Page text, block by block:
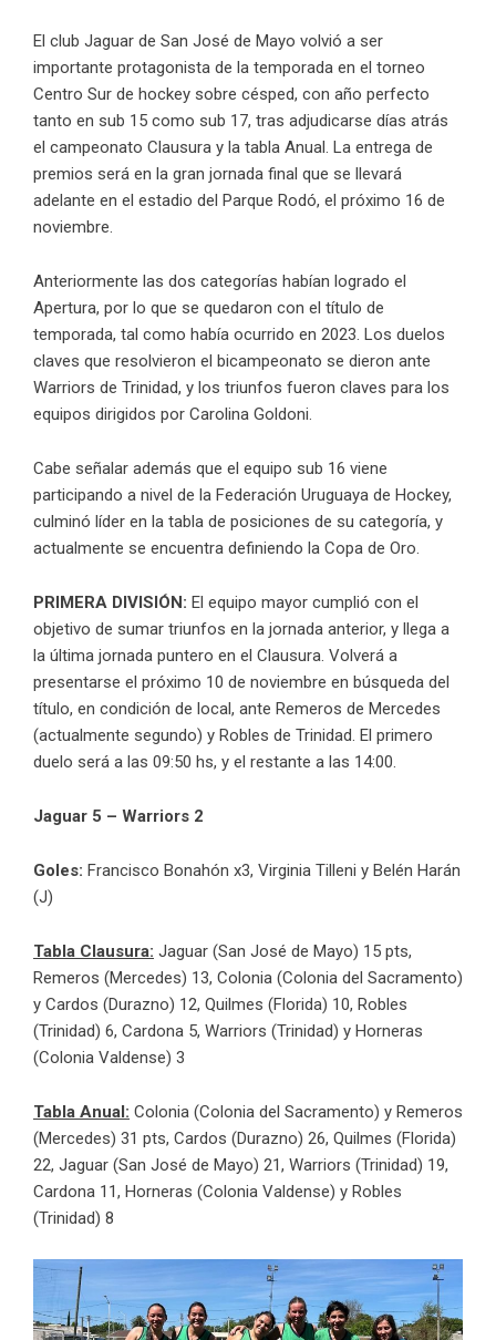
El club Jaguar de San José de Mayo volvió a ser
importante protagonista de la temporada en el torneo
Centro Sur de hockey sobre césped, con año perfecto
tanto en sub 15 como sub 17, tras adjudicarse días atrás
el campeonato Clausura y la tabla Anual. La entrega de
premios será en la gran jornada final que se llevará
adelante en el estadio del Parque Rodó, el próximo 16 de
noviembre.
Anteriormente las dos categorías habían logrado el
Apertura, por lo que se quedaron con el título de
temporada, tal como había ocurrido en 2023. Los duelos
claves que resolvieron el bicampeonato se dieron ante
Warriors de Trinidad, y los triunfos fueron claves para los
equipos dirigidos por Carolina Goldoni.
Cabe señalar además que el equipo sub 16 viene
participando a nivel de la Federación Uruguaya de Hockey,
culminó líder en la tabla de posiciones de su categoría, y
actualmente se encuentra definiendo la Copa de Oro.
PRIMERA DIVISIÓN: El equipo mayor cumplió con el
objetivo de sumar triunfos en la jornada anterior, y llega a
la última jornada puntero en el Clausura. Volverá a
presentarse el próximo 10 de noviembre en búsqueda del
título, en condición de local, ante Remeros de Mercedes
(actualmente segundo) y Robles de Trinidad. El primero
duelo será a las 09:50 hs, y el restante a las 14:00.
Jaguar 5 – Warriors 2
Goles: Francisco Bonahón x3, Virginia Tilleni y Belén Harán
(J)
Tabla Clausura: Jaguar (San José de Mayo) 15 pts,
Remeros (Mercedes) 13, Colonia (Colonia del Sacramento)
y Cardos (Durazno) 12, Quilmes (Florida) 10, Robles
(Trinidad) 6, Cardona 5, Warriors (Trinidad) y Horneras
(Colonia Valdense) 3
Tabla Anual: Colonia (Colonia del Sacramento) y Remeros
(Mercedes) 31 pts, Cardos (Durazno) 26, Quilmes (Florida)
22, Jaguar (San José de Mayo) 21, Warriors (Trinidad) 19,
Cardona 11, Horneras (Colonia Valdense) y Robles
(Trinidad) 8